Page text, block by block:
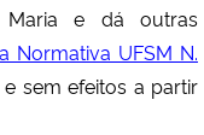
Maria e dá outras
Normativa UFSM N.
sem efeitos a partir